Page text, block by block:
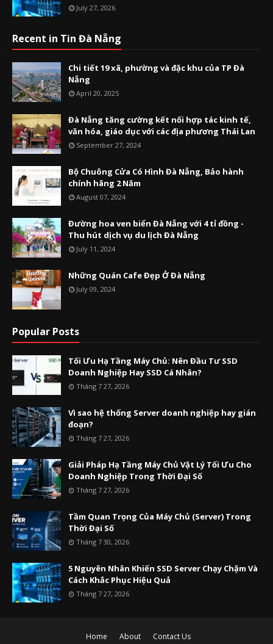
July 27, 2026
Recent in Tin Đà Nẵng
Chi tiết 19 xã, phường và đặc khu của TP Đà
Nẵng
April 20, 2025
Đà Nẵng tăng cường kết nối hợp tác kinh tế,
văn hóa, giáo dục với các địa phương Thái Lan
September 27, 2024
Bộ Chuông Cửa Có Hình Đà Nẵng, Bảo hành
chính hãng 2 Năm
August 07, 2024
Đường hoa ven biển Đà Nẵng với 4 tỉ đồng -
Thu hút dịch vụ du lịch Đà Nẵng
July 11, 2024
Những Quán Cafe Đẹp Ở Đà Nẵng
July 09, 2024
Popular Posts
Tối Ưu Hạ Tầng Máy Chủ: Nên Đầu Tư SSD
Doanh Nghiệp Hay SSD Cá Nhân?
Tháng 7 27, 2026
Vì sao hệ thống Server doanh nghiệp hay gián
đoạn?
Tháng 7 27, 2026
Giải Pháp Hạ Tầng Máy Chủ Vật Lý Tối Ưu Cho
Doanh Nghiệp Trong Thời Đại Số
Tháng 7 27, 2026
Tầm Quan Trọng Của Máy Chủ (Server) Trong
Thời Đại Số
Tháng 7 30, 2026
5 Nguyên Nhân Khiến SSD Server Chạy Chậm Và
Cách Khắc Phục Hiệu Quả
Tháng 7 27, 2026
Home About Contact Us